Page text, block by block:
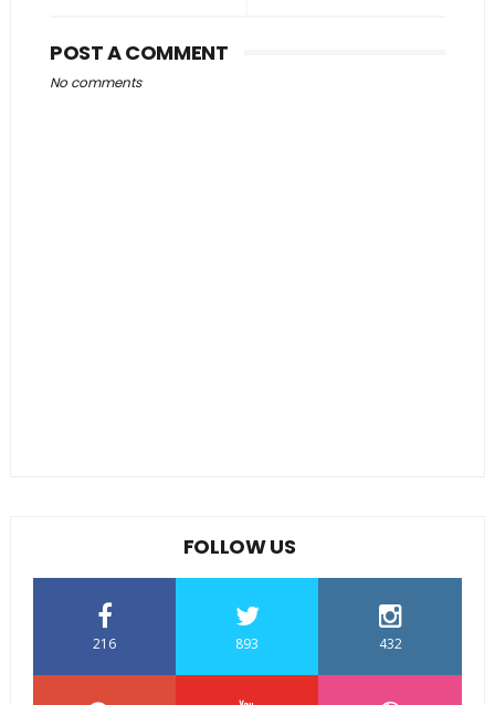
POST A COMMENT
No comments
FOLLOW US
216 893 432